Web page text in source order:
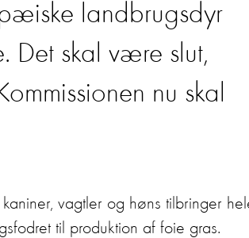
landbrugsdyr
Det skal være slut,
nu skal
vagtler og høns tilbringer
til produktion af foie gras.